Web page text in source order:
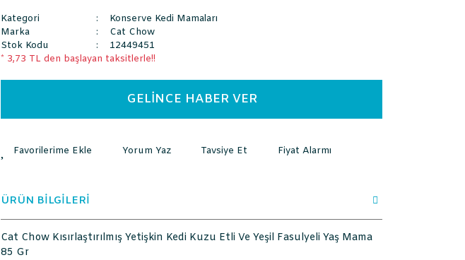
Kategori
Konserve Kedi Mamaları
Marka
Cat Chow
Stok Kodu
12449451
* 3,73 TL den başlayan taksitlerle!!
GELİNCE HABER VER
Yorum Yaz Tavsiye Et Fiyat Alarmı
ÜRÜN BİLGİLERİ
Cat Chow Kısırlaştırılmış Yetişkin Kedi Kuzu Etli Ve Yeşil Fasulyeli Yaş Mama
85 Gr